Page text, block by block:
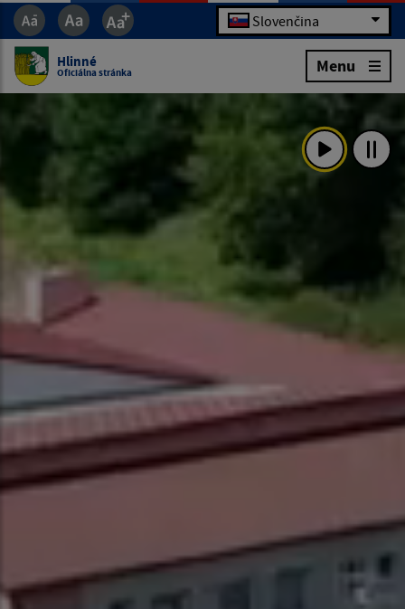
Slovenčina
Hlinné
Oficiálna stránka Menu